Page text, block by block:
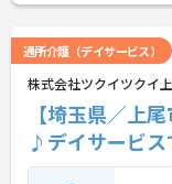
通所介護（デイサービス）
株式会社ツクイツクイ
【埼玉県／上
♪デイサービス